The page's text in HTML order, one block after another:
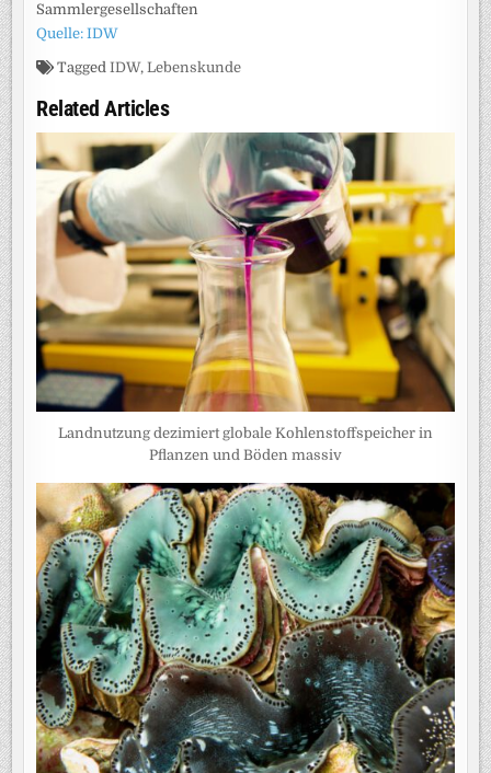
Sammlergesellschaften
Quelle: IDW
TaggedIDW,Lebenskunde
Related Articles
Landnutzung dezimiert globale Kohlenstoffspeicher in
Pflanzen und Böden massiv